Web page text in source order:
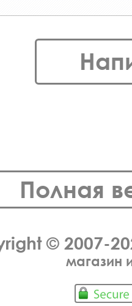
Полная
© 2007-
магазин